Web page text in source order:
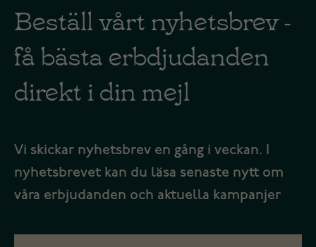
Beställ vårt nyhetsbrev -
få bästa erbdjudanden
direkt i din mejl
Vi skickar nyhetsbrev en gång i veckan. I
nyhetsbrevet kan du läsa senaste nytt om
våra erbjudanden och aktuella kampanjer